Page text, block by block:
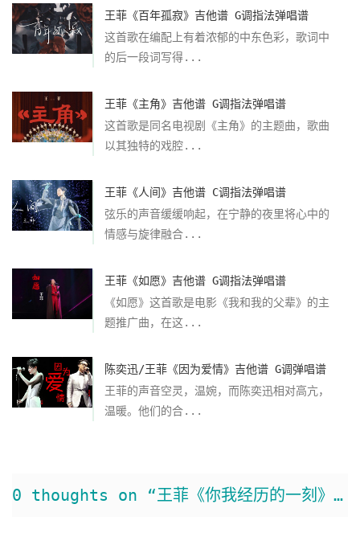
王菲《百年孤寂》吉他谱 G调指法弹唱谱
这首歌在编配上有着浓郁的中东色彩，歌词中
的后一段词写得...
王菲《主角》吉他谱 G调指法弹唱谱
这首歌是同名电视剧《主角》的主题曲，歌曲
以其独特的戏腔...
王菲《人间》吉他谱 C调指法弹唱谱
弦乐的声音缓缓响起，在宁静的夜里将心中的
情感与旋律融合...
王菲《如愿》吉他谱 G调指法弹唱谱
《如愿》这首歌是电影《我和我的父辈》的主
题推广曲，在这...
陈奕迅/王菲《因为爱情》吉他谱 G调弹唱谱
王菲的声音空灵，温婉，而陈奕迅相对高亢，
温暖。他们的合...
0 thoughts on “王菲《你我经历的一刻》吉他谱 C调弹唱谱”